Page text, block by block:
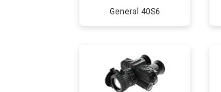
General 40S6